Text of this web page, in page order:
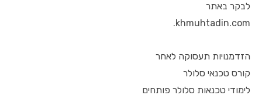
לבקר באתר
khmuhtadin.com.
הזדמנויות תעסוקה לאחר
קורס טכנאי סלולר
לימודי טכנאות סלולר פותחים